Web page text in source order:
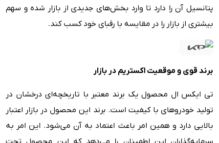
پتانسیل آن را دارد تا وارد بخش‌های جدیدی از بازار شده و سهم
بیشتری از بازار را در مقایسه با رقبای خود کسب کند.
برند قوی و موقعیت اکستریم در بازار
تی ایکس ال محصول یک برند معتبر با تاریخچه‌ای درخشان در
تولید خودروهای با کیفیت است. برند این محصول در بازار اعتبار
بالایی دارد و همین امر باعث اعتماد به آن می‌شود. این امر به